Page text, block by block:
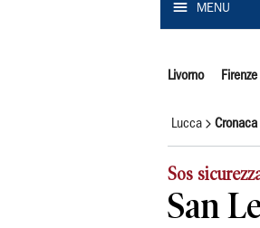
MENU
Livorno Firenze
Lucca Cronaca
Sos
San